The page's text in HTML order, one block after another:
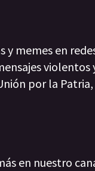
y memes en
por la
en nuestro